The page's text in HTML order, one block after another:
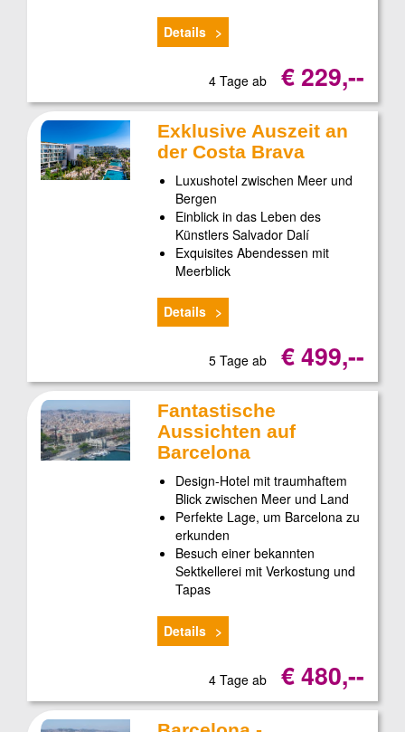
Details
4 Tage ab € 229,--
Exklusive Auszeit an
der Costa Brava
Luxushotel zwischen Meer und
Bergen
Einblick in das Leben des
Künstlers Salvador Dalí
Exquisites Abendessen mit
Meerblick
Details
5 Tage ab € 499,--
Fantastische
Aussichten auf
Barcelona
Design-Hotel mit traumhaftem
Blick zwischen Meer und Land
Perfekte Lage, um Barcelona zu
erkunden
Besuch einer bekannten
Sektkellerei mit Verkostung und
Tapas
Details
4 Tage ab € 480,--